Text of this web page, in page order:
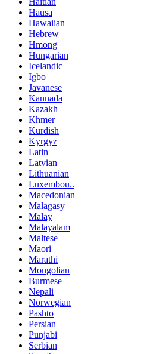
Hausa
Hawaiian
Hebrew
Hmong
Hungarian
Icelandic
Igbo
Javanese
Kannada
Kazakh
Khmer
Kurdish
Kyrgyz
Latin
Latvian
Lithuanian
Luxembou..
Macedonian
Malagasy
Malay
Malayalam
Maltese
Maori
Marathi
Mongolian
Burmese
Nepali
Norwegian
Pashto
Persian
Punjabi
Serbian